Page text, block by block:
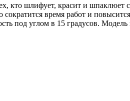
кто шлифует, красит и шпаклюет
сократится время работ и
под углом в 15 градусов.